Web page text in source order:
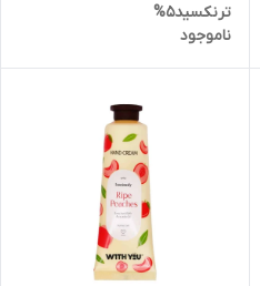
ترنکسید5%
ناموجود